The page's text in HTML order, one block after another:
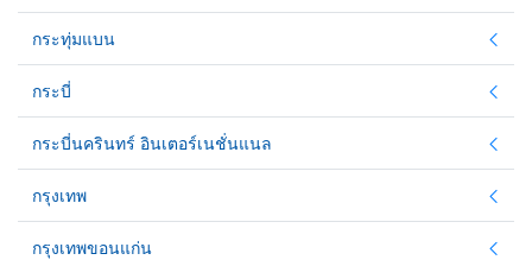
กระทุ่มแบน
กระบี่
กระบี่นครินทร์ อินเตอร์เนชั่นแนล
กรุงเทพ
กรุงเทพขอนแก่น